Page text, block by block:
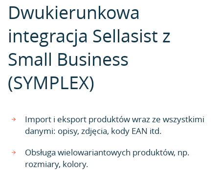
Dwukierunkowa
integracja Sellasist z
Small Business
(SYMPLEX)
Import i eksport produktów wraz ze wszystkimi
danymi: opisy, zdjęcia, kody EAN itd.
Obsługa wielowariantowych produktów, np.
rozmiary, kolory.